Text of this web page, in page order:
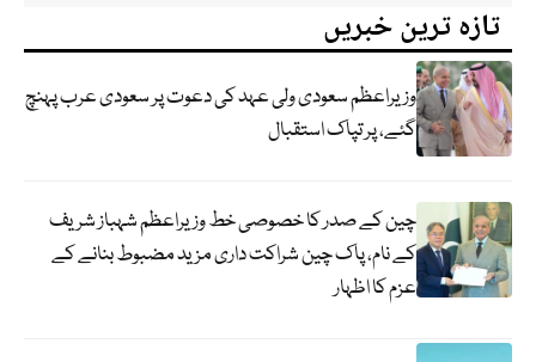
تازہ ترین خبریں
وزیراعظم سعودی ولی عہد کی دعوت پر سعودی عرب پہنچ
گئے، پر تپاک استقبال
چین کے صدر کا خصوصی خط وزیراعظم شہباز شریف
کے نام، پاک چین شراکت داری مزید مضبوط بنانے کے
عزم کا اظہار